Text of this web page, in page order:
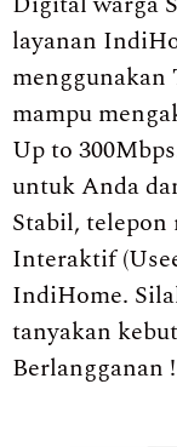
layanan
mampu
Up to
untuk Anda
Stabil,
Interaktif
IndiHome.
tanyakan
Berlangganan !